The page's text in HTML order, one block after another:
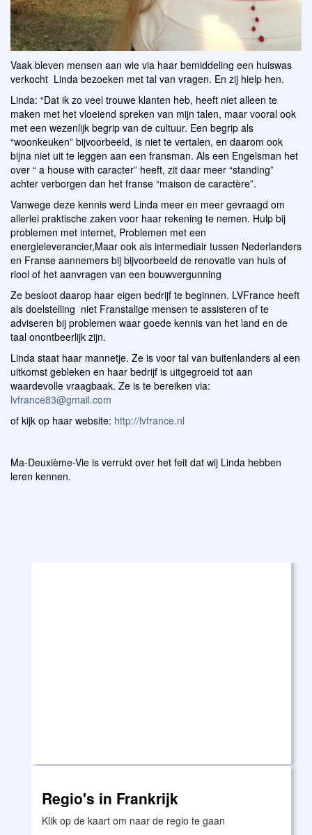
Vaak bleven mensen aan wie via haar bemiddeling een huiswas
verkocht Linda bezoeken met tal van vragen. En zij hielp hen.
Linda: “Dat ik zo veel trouwe klanten heb, heeft niet alleen te
maken met het vloeiend spreken van mijn talen, maar vooral ook
met een wezenlijk begrip van de cultuur. Een begrip als
“woonkeuken” bijvoorbeeld, is niet te vertalen, en daarom ook
bijna niet uit te leggen aan een fransman. Als een Engelsman het
over “ a house with caracter” heeft, zit daar meer “standing”
achter verborgen dan het franse “maison de caractère”.
Vanwege deze kennis werd Linda meer en meer gevraagd om
allerlei praktische zaken voor haar rekening te nemen. Hulp bij
problemen met internet, Problemen met een
energieleverancier,Maar ook als intermediair tussen Nederlanders
en Franse aannemers bij bijvoorbeeld de renovatie van huis of
riool of het aanvragen van een bouwvergunning
Ze besloot daarop haar eigen bedrijf te beginnen. LVFrance heeft
als doelstelling niet Franstalige mensen te assisteren of te
adviseren bij problemen waar goede kennis van het land en de
taal onontbeerlijk zijn.
Linda staat haar mannetje. Ze is voor tal van buitenlanders al een
uitkomst gebleken en haar bedrijf is uitgegroeid tot aan
waardevolle vraagbaak. Ze is te bereiken via:
lvfrance83@gmail.com
of kijk op haar website: http://lvfrance.nl
Ma-Deuxième-Vie is verrukt over het feit dat wij Linda hebben
leren kennen.
Regio's in Frankrijk
Klik op de kaart om naar de regio te gaan